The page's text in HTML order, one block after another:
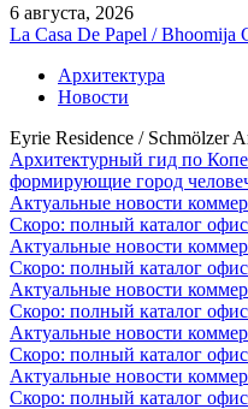
6 августа, 2026
La Casa De Papel / Bhoomija
Архитектура
Новости
Eyrie Residence / Schmölzer
Архитектурный гид по
формирующие город
Актуальные новости
Скоро: полный каталог
Актуальные новости
Скоро: полный каталог
Актуальные новости
Скоро: полный каталог
Актуальные новости
Скоро: полный каталог
Актуальные новости
Скоро: полный каталог